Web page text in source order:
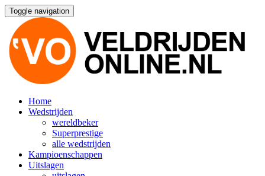
Toggle navigation
Home
Wedstrijden
wereldbeker
Superprestige
alle wedstrijden
Kampioenschappen
Uitslagen